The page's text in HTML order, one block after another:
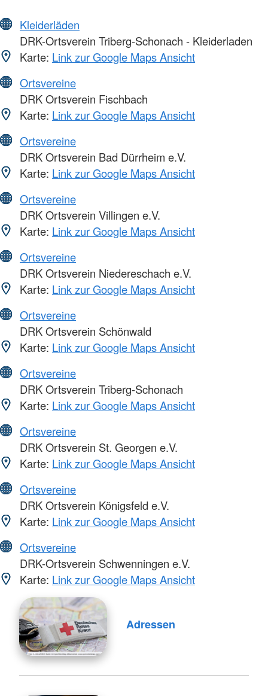
Kleiderläden
DRK-Ortsverein Triberg-Schonach - Kleiderladen
Karte: Link zur Google Maps Ansicht
Ortsvereine
DRK Ortsverein Fischbach
Karte: Link zur Google Maps Ansicht
Ortsvereine
DRK Ortsverein Bad Dürrheim e.V.
Karte: Link zur Google Maps Ansicht
Ortsvereine
DRK Ortsverein Villingen e.V.
Karte: Link zur Google Maps Ansicht
Ortsvereine
DRK Ortsverein Niedereschach e.V.
Karte: Link zur Google Maps Ansicht
Ortsvereine
DRK Ortsverein Schönwald
Karte: Link zur Google Maps Ansicht
Ortsvereine
DRK Ortsverein Triberg-Schonach
Karte: Link zur Google Maps Ansicht
Ortsvereine
DRK Ortsverein St. Georgen e.V.
Karte: Link zur Google Maps Ansicht
Ortsvereine
DRK Ortsverein Königsfeld e.V.
Karte: Link zur Google Maps Ansicht
Ortsvereine
DRK-Ortsverein Schwenningen e.V.
Karte: Link zur Google Maps Ansicht
Adressen